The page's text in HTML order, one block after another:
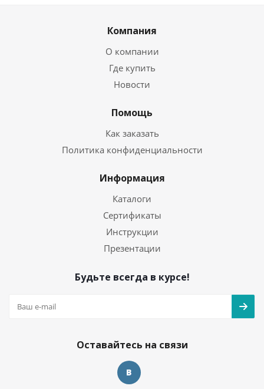
Компания
О компании
Где купить
Новости
Помощь
Как заказать
Политика конфиденциальности
Информация
Каталоги
Сертификаты
Инструкции
Презентации
Будьте всегда в курсе!
Оставайтесь на связи